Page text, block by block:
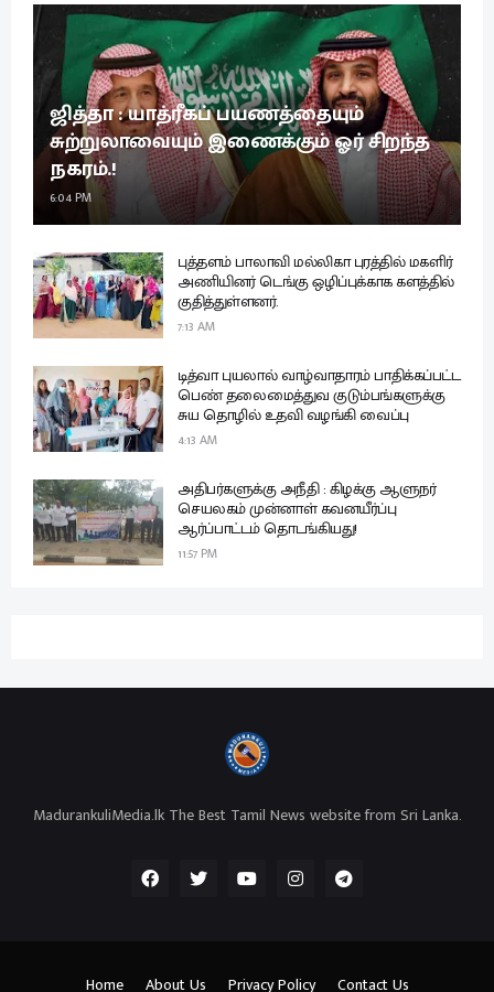
ஜித்தா : யாத்ரீகப் பயணத்தையும்
சுற்றுலாவையும் இணைக்கும் ஓர் சிறந்த
நகரம்.!
6:04 PM
புத்தளம் பாலாவி மல்லிகா புரத்தில் மகளிர்
அணியினர் டெங்கு ஒழிப்புக்காக களத்தில்
குதித்துள்ளனர்.
7:13 AM
டித்வா புயலால் வாழ்வாதாரம் பாதிக்கப்பட்ட
பெண் தலைமைத்துவ குடும்பங்களுக்கு
சுய தொழில் உதவி வழங்கி வைப்பு
4:13 AM
அதிபர்களுக்கு அநீதி : கிழக்கு ஆளுநர்
செயலகம் முன்னாள் கவனயீர்ப்பு
ஆர்ப்பாட்டம் தொடங்கியது!
11:57 PM
MadurankuliMedia.lk The Best Tamil News website from Sri Lanka.
Home About Us Privacy Policy Contact Us